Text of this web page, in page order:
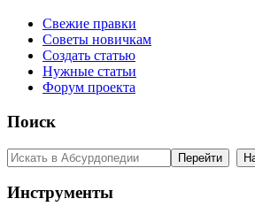
Свежие правки
Советы новичкам
Создать статью
Нужные статьи
Форум проекта
Поиск
Инструменты